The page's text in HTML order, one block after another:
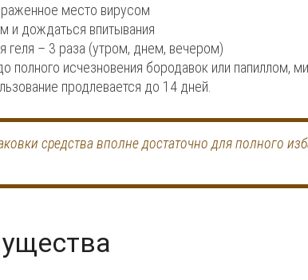
место вирусом
и дождаться впитывания
геля – 3 раза (утром, днем, вечером)
полного исчезновения бородавок или папиллом,
продлевается до 14 дней.
средства вполне достаточно для полного